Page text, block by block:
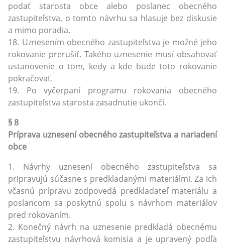
podať starosta obce alebo poslanec obecného
zastupiteľstva, o tomto návrhu sa hlasuje bez diskusie
a mimo poradia.
18. Uznesením obecného zastupiteľstva je možné jeho
rokovanie prerušiť. Takého uznesenie musí obsahovať
ustanovenie o tom, kedy a kde bude toto rokovanie
pokračovať.
19. Po vyčerpaní programu rokovania obecného
zastupiteľstva starosta zasadnutie ukončí.
§ 8
Príprava uznesení obecného zastupiteľstva a nariadení
obce
1. Návrhy uznesení obecného zastupiteľstva sa
pripravujú súčasne s predkladanými materiálmi. Za ich
včasnú prípravu zodpovedá predkladateľ materiálu a
poslancom sa poskytnú spolu s návrhom materiálov
pred rokovaním.
2. Konečný návrh na uznesenie predkladá obecnému
zastupiteľstvu návrhová komisia a je upravený podľa